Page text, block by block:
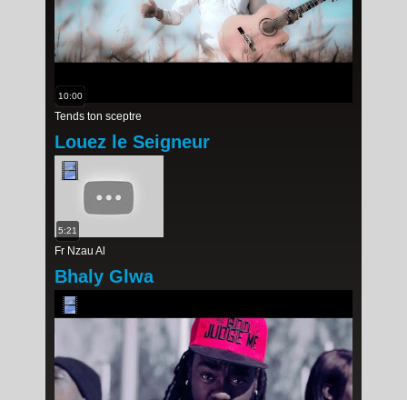
10:00
Tends ton sceptre
Louez le Seigneur
5:21
Fr Nzau Al
Bhaly Glwa